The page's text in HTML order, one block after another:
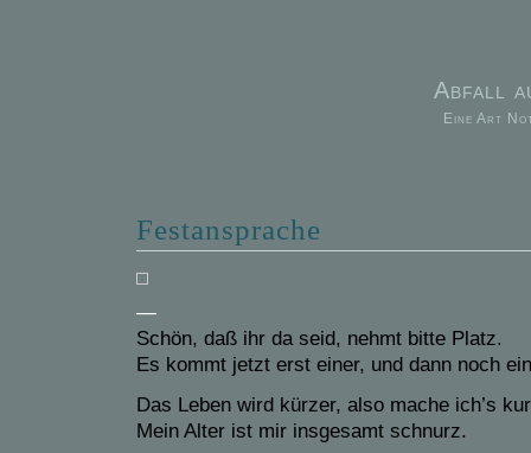
Abfall
Eine Art
Festansprache
—
Schön, daß ihr da seid, nehmt bitte Platz.
Es kommt jetzt erst einer, und dann noch
Das Leben wird kürzer, also mache ich’s
Mein Alter ist mir insgesamt schnurz.